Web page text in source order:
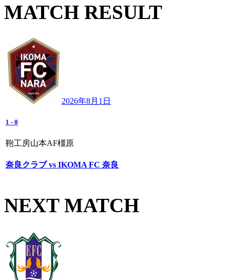
MATCH RESULT
2026年8月1日
1 - 0
鞄工房山本AF橿原
奈良クラブ vs IKOMA FC 奈良
NEXT MATCH